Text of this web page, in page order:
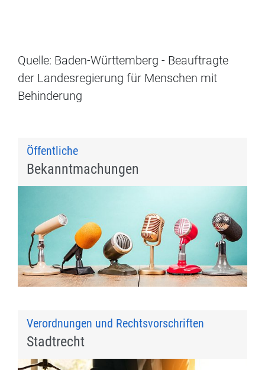
Quelle: Baden-Württemberg - Beauftragte
der Landesregierung für Menschen mit
Behinderung
Öffentliche
Bekanntmachungen
Verordnungen und Rechtsvorschriften
Stadtrecht